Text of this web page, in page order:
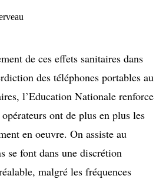
de ces effets sanitaires dans
des téléphones portables au
l’Education Nationale renforce
ont de plus en plus les
en oeuvre. On assiste au
se font dans une discrétion
malgré les fréquences